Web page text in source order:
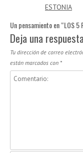
ESTONIA
Un pensamiento en “LOS 5
Deja una respuesta
Tu dirección de correo
están marcados con *